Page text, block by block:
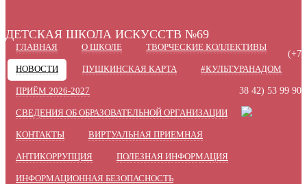
ДЕТСКАЯ ШКОЛА ИСКУССТВ №69
ГЛАВНАЯ О ШКОЛЕ ТВОРЧЕСКИЕ КОЛЛЕКТИВЫ
НОВОСТИ ПУШКИНСКАЯ КАРТА #КУЛЬТУРАНАДОМ
ПРИЁМ 2026-2027
СВЕДЕНИЯ ОБ ОБРАЗОВАТЕЛЬНОЙ ОРГАНИЗАЦИИ
КОНТАКТЫ ВИРТУАЛЬНАЯ ПРИЕМНАЯ
АНТИКОРРУПЦИЯ ПОЛЕЗНАЯ ИНФОРМАЦИЯ
ИНФОРМАЦИОННАЯ БЕЗОПАСНОСТЬ
(+7
38 42) 53 99 90